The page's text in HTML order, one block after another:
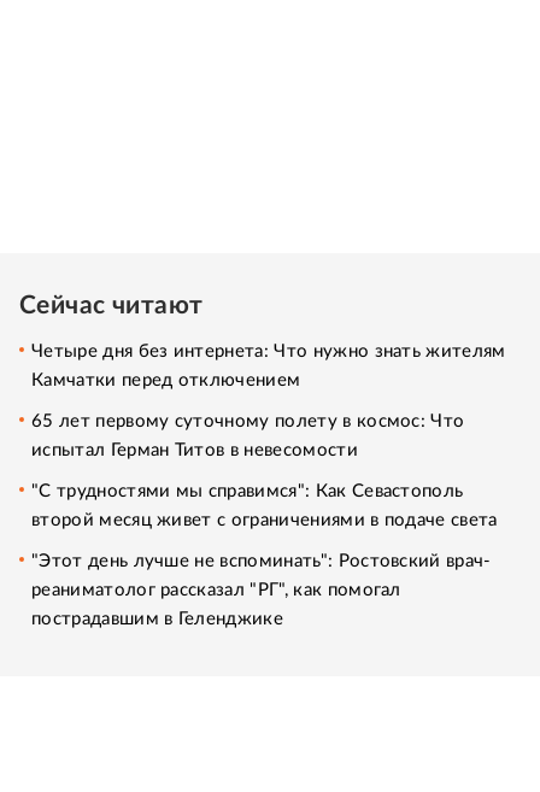
Сейчас читают
Четыре дня без интернета: Что нужно знать жителям
Камчатки перед отключением
65 лет первому суточному полету в космос: Что
испытал Герман Титов в невесомости
"С трудностями мы справимся": Как Севастополь
второй месяц живет с ограничениями в подаче света
"Этот день лучше не вспоминать": Ростовский врач-
реаниматолог рассказал "РГ", как помогал
пострадавшим в Геленджике